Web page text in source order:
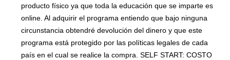
producto físico ya que toda la educación que se imparte es
online. Al adquirir el programa entiendo que bajo ninguna
circunstancia obtendré devolución del dinero y que este
programa está protegido por las políticas legales de cada
país en el cual se realice la compra. SELF START: COSTO